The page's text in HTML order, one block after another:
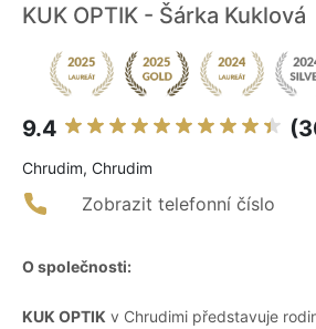
KUK OPTIK - Šárka Kuklová
9.4
Chrudim, Chrudim
Zobrazit telefonní číslo
O společnosti:
KUK OPTIK v Chrudimi představuje